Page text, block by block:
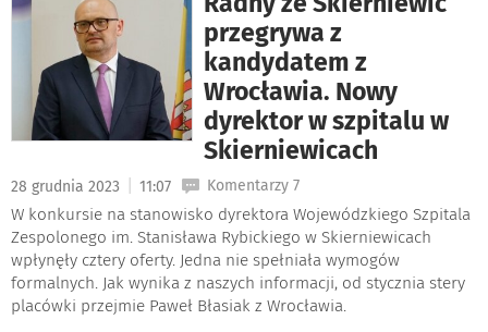
przegrywa z
kandydatem z
Wrocławia. Nowy
dyrektor w szpitalu w
Skierniewicach
28 grudnia 2023 11:07 Komentarzy 7
W konkursie na stanowisko dyrektora Wojewódzkiego Szpitala
Zespolonego im. Stanisława Rybickiego w Skierniewicach
wpłynęły cztery oferty. Jedna nie spełniała wymogów
formalnych. Jak wynika z naszych informacji, od stycznia stery
placówki przejmie Paweł Błasiak z Wrocławia.